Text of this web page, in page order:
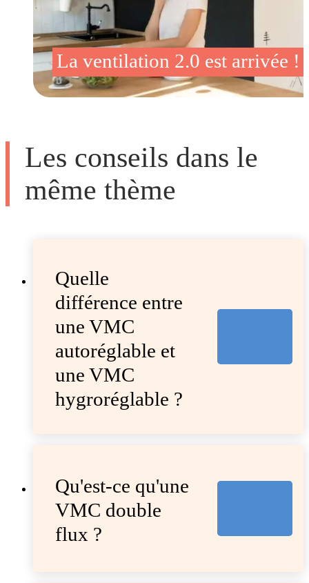
La ventilation 2.0 est arrivée !
Les conseils dans le
même thème
Quelle
différence entre
une VMC
autoréglable et
une VMC
hygroréglable ?
Qu'est-ce qu'une
VMC double
flux ?